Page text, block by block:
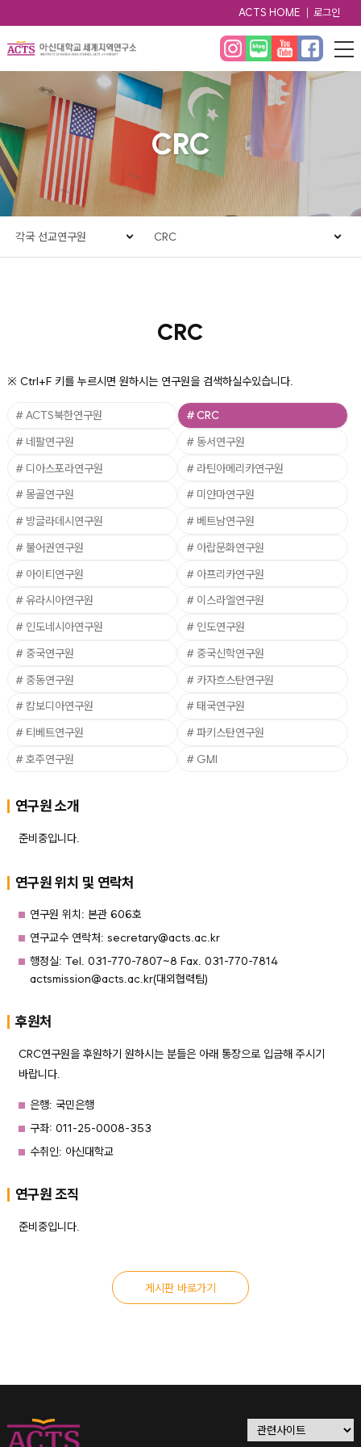
ACTS HOME 로그인
CRC
각국 선교연구원 CRC
CRC
※ Ctrl+F키를 누르시면 원하시는 연구원을 검색하실수있습니다.
# ACTS북한연구원 # CRC
# 네팔연구원 # 동서연구원
# 디아스포라연구원 # 라틴아메리카연구원
# 몽골연구원 # 미얀마연구원
# 방글라데시연구원 # 베트남연구원
# 불어권연구원 # 아랍문화연구원
# 아이티연구원 # 아프리카연구원
# 유라시아연구원 # 이스라엘연구원
# 인도네시아연구원 # 인도연구원
# 중국연구원 # 중국신학연구원
# 중동연구원 # 카자흐스탄연구원
# 캄보디아연구원 # 태국연구원
# 티베트연구원 # 파키스탄연구원
# 호주연구원 # GMI
연구원 소개
준비중입니다.
연구원 위치 및 연락처
연구원 위치: 본관 606호
연구교수 연락처: secretary@acts.ac.kr
행정실: Tel. 031-770-7807~8 Fax. 031-770-7814
actsmission@acts.ac.kr(대외협력팀)
후원처
CRC연구원을 후원하기 원하시는 분들은 아래 통장으로 입금해 주시기
바랍니다.
은행: 국민은행
구좌: 011-25-0008-353
수취인: 아신대학교
연구원 조직
준비중입니다.
게시판 바로가기